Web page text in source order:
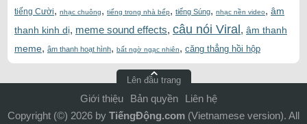
tiếng Cười, nhạc chuông, tiếng trong nhà bếp, tiếng Súng, nhạc nền video, âm
thanh kinh dị, meme sound effects, câu nói Viral , âm thanh
meme, âm thanh hoạt hình, bất ngờ ngạc nhiên, căng thẳng hồi hộp
Lên đầu trang
Giới thiệu Bản quyền
Liên hệ
Copyright (©) 2026 by TiếngĐộng.com (Vietnamese version). All